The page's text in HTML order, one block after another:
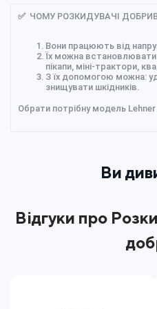
✅ ЧОМУ РОЗКИДУВАЧІ ДОБРИВ
Вони працюють від
Їх можна
пікапи, міні-трактори,
З їх допомогою можна:
знищувати шкідників.
Обрати потрібну модель Lehner
Ви
Відгуки про